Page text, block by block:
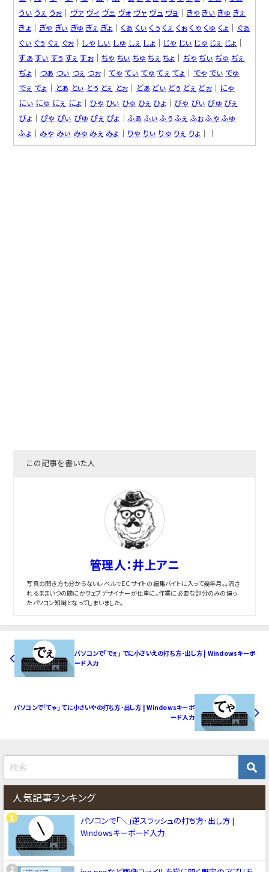
うぃ うぇ うぉ │ ヴァ ヴィ ヴェ ヴォ ヴャ ヴュ ヴョ │ きゃ きぃ きゅ きぇ
きょ │ ぎゃ ぎぃ ぎゅ ぎぇ ぎょ │ くぁ くぃ くぅ くぇ くぉくゃ くゅ くょ │ ぐぁ
ぐぃ ぐぅ ぐぇ ぐぉ │ しゃ しぃ しゅ しぇ しょ │ じゃ じぃ じゅ じぇ じょ │
すぁ すぃ すぅ すぇ すぉ│ちゃ ちぃ ちゅ ちぇ ちょ │ ぢゃ ぢぃ ぢゅ ぢぇ
ぢょ │ つぁ つぃ つぇ つぉ│てゃ てぃ てゅ てぇ てょ │ でゃ でぃ でゅ
でぇ でょ │ とぁ とぃ とぅ とぇ とぉ │ どぁ どぃ どぅ どぇ どぉ│ にゃ
にぃ にゅ にぇ にょ │ ひゃ ひぃ ひゅ ひぇ ひょ │ びゃ びぃ びゅ びぇ
びょ │ ぴゃ ぴぃ ぴゅ ぴぇ ぴょ │ふぁ ふぃ ふぅ ふぇ ふぉふゃ ふゅ
ふょ │ みゃ みぃ みゅ みぇ みょ │ りゃ りぃ りゅ りぇ りょ ││
この記事を書いた人
管理人：井上アニ
写真の開き方も分からないレベルでＥＣサイトの編集バイトに入って幾年月。。流さ
れるままいつの間にかウェブデザイナーが仕事に。作業に必要な部分のみの偏っ
たパソコン知識となってしまいました。
パソコンで「でぇ」 でに小さいえの打ち方･出し方 | Windowsキーボ
ード入力
パソコンで「てゃ」 てに小さいやの打ち方･出し方 | Windowsキーボ
ード入力
人気記事ランキング
パソコンで「＼」逆スラッシュの打ち方･出し方 |
Windowsキーボード入力